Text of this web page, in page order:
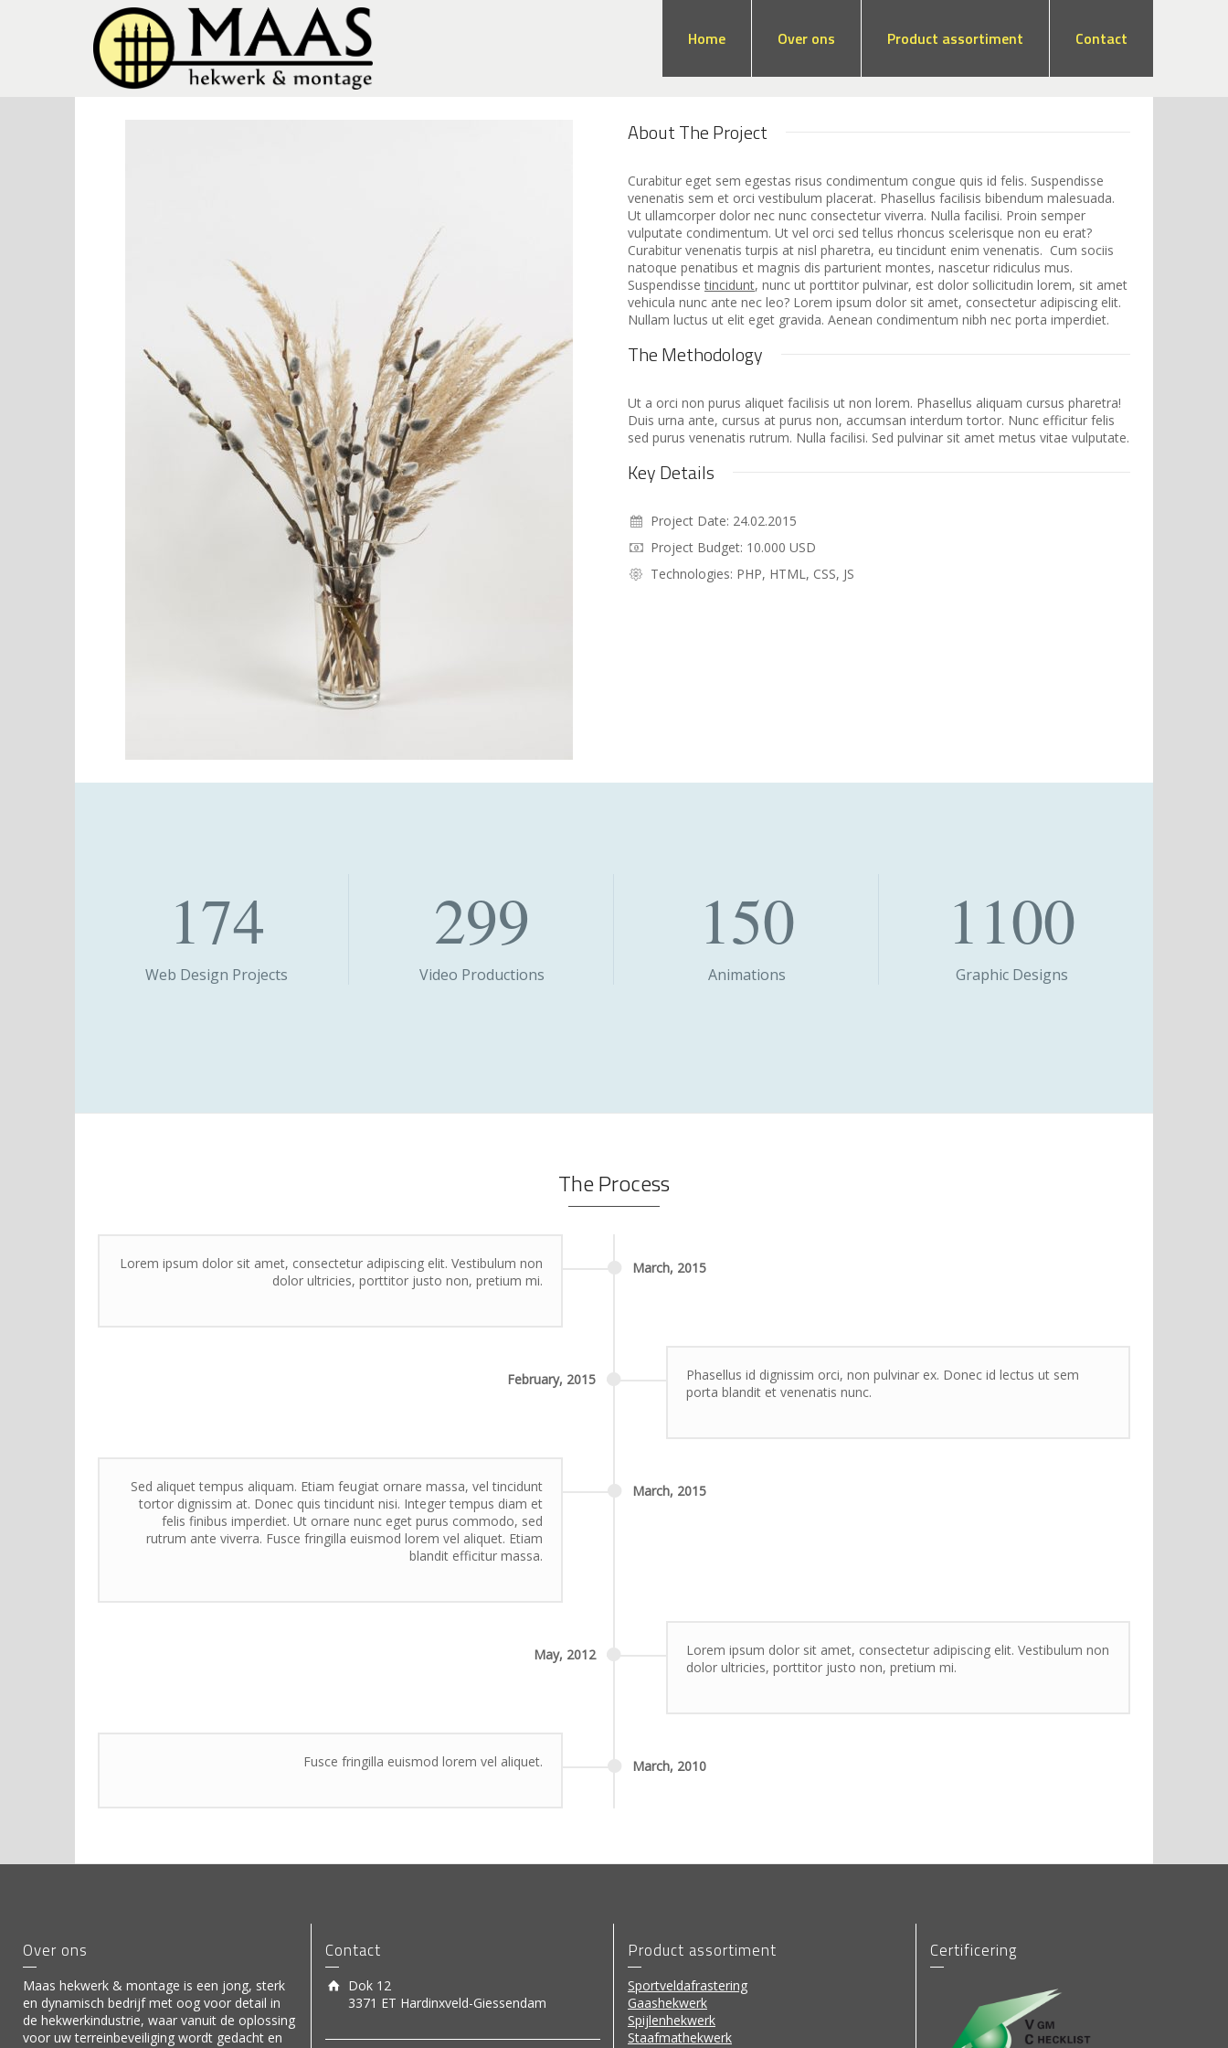
Home Over ons Product assortiment Contact
About The Project
Curabitur eget sem egestas risus condimentum congue quis id felis. Suspendisse
venenatis sem et orci vestibulum placerat. Phasellus facilisis bibendum malesuada.
Ut ullamcorper dolor nec nunc consectetur viverra. Nulla facilisi. Proin semper
vulputate condimentum. Ut vel orci sed tellus rhoncus scelerisque non eu erat?
Curabitur venenatis turpis at nisl pharetra, eu tincidunt enim venenatis. Cum sociis
natoque penatibus et magnis dis parturient montes, nascetur ridiculus mus.
Suspendissetincidunt, nunc ut porttitor pulvinar, est dolor sollicitudin lorem, sit amet
vehicula nunc ante nec leo? Lorem ipsum dolor sit amet, consectetur adipiscing elit.
Nullam luctus ut elit eget gravida. Aenean condimentum nibh nec porta imperdiet.
The Methodology
Ut a orci non purus aliquet facilisis ut non lorem. Phasellus aliquam cursus pharetra!
Duis urna ante, cursus at purus non, accumsan interdum tortor. Nunc efficitur felis
sed purus venenatis rutrum. Nulla facilisi. Sed pulvinar sit amet metus vitae vulputate.
Key Details
Project Date: 24.02.2015
Project Budget: 10.000 USD
Technologies: PHP, HTML, CSS, JS
174
Web Design Projects
299
Video Productions
150
Animations
1100
Graphic Designs
The Process
March, 2015
Lorem ipsum dolor sit amet, consectetur adipiscing elit. Vestibulum non
dolor ultricies, porttitor justo non, pretium mi.
February, 2015
Phasellus id dignissim orci, non pulvinar ex. Donec id lectus ut sem
porta blandit et venenatis nunc.
March, 2015
Sed aliquet tempus aliquam. Etiam feugiat ornare massa, vel tincidunt
tortor dignissim at. Donec quis tincidunt nisi. Integer tempus diam et
felis finibus imperdiet. Ut ornare nunc eget purus commodo, sed
rutrum ante viverra. Fusce fringilla euismod lorem vel aliquet. Etiam
blandit efficitur massa.
May, 2012
Lorem ipsum dolor sit amet, consectetur adipiscing elit. Vestibulum non
dolor ultricies, porttitor justo non, pretium mi.
March, 2010
Fusce fringilla euismod lorem vel aliquet.
Over ons
Maas hekwerk & montage is een jong, sterk
en dynamisch bedrijf met oog voor detail in
de hekwerkindustrie, waar vanuit de oplossing
voor uw terreinbeveiliging wordt gedacht en
Contact
Dok 12
3371 ET Hardinxveld-Giessendam
Product assortiment
Sportveldafrastering
Gaashekwerk
Spijlenhekwerk
Staafmathekwerk
Certificering